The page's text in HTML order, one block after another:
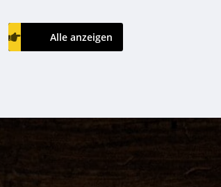
 Alle anzeigen